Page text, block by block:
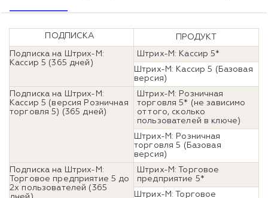
ПОДПИСКА
ПРОДУКТ
Подписка на Штрих-М:
Кассир 5 (365 дней)
Штрих-М: Кассир 5*
Штрих-М: Кассир 5 (Базовая
версия)
Подписка на Штрих-М:
Кассир 5 (версия Розничная
торговля 5) (365 дней)
Штрих-М: Розничная
торговля 5* (не зависимо
от того, сколько
пользователей в ключе)
Штрих-М: Розничная
торговля 5 (Базовая
версия)
Подписка на Штрих-М:
Торговое предприятие 5 до
2х пользователей (365
Штрих-М: Торговое
предприятие 5*
Штрих-М: Торговое